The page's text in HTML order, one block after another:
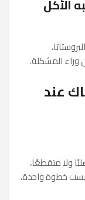
الأكل
وراء المشكلة.
عند
ولا متقطعًا،
خطوة واحدة،